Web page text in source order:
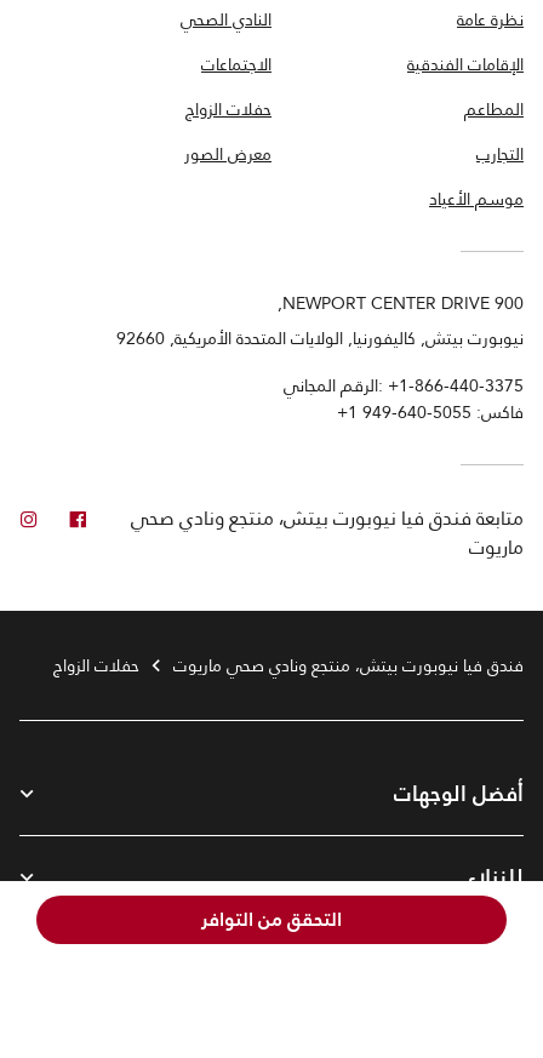
التحقق من التوافر
نظرة عامة
الإقامات الفندقية
المطاعم
التجارب
موسم الأعياد
النادي الصحي
الاجتماعات
حفلات الزواج
معرض الصور
900 NEWPORT CENTER DRIVE,
نيوبورت بيتش, كاليفورنيا, الولايات المتحدة الأمريكية, 92660
الرقم المجاني: +1-866-440-3375
فاكس: +1 949-640-5055
متابعةفندق فيا نيوبورت بيتش، منتجع ونادي صحي
ماريوت
فيس
فندق فيا نيوبورت بيتش، منتجع ونادي صحي ماريوت حفلات الزواج
أفضل الوجهات
للنزلاء